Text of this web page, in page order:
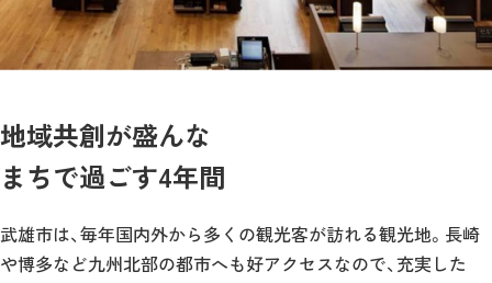
地域共創が盛んな
まちで過ごす4年間
武雄市は、毎年国内外から多くの観光客が訪れる観光地。長崎
や博多など九州北部の都市へも好アクセスなので、充実した